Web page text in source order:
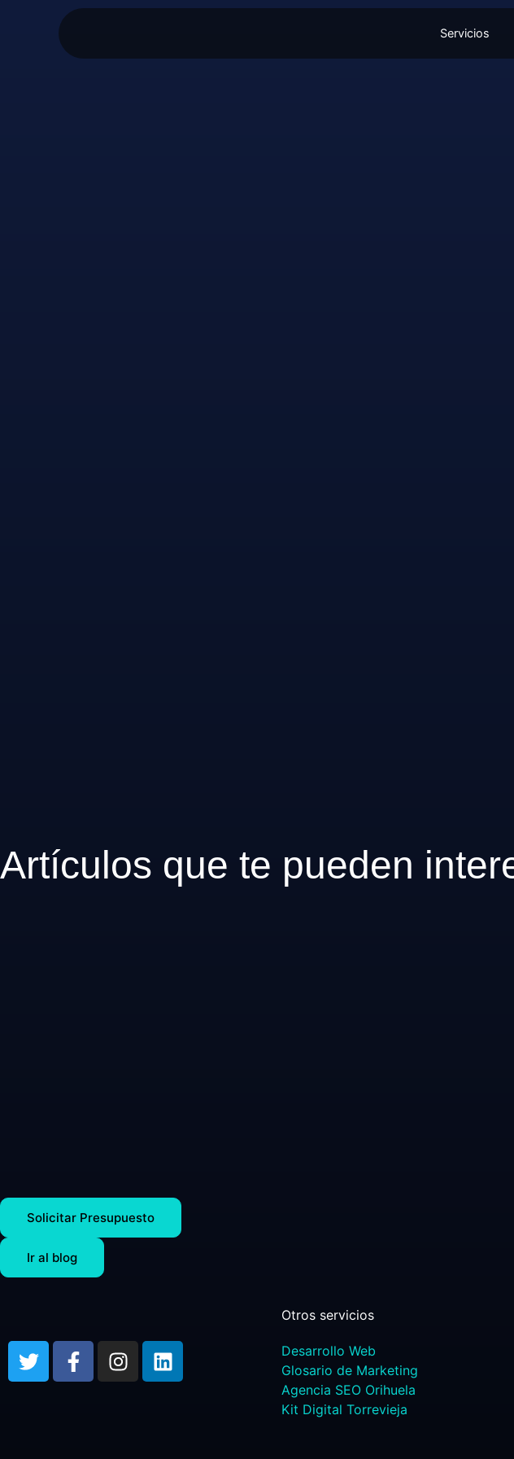
Servicios
Artículos que te pueden
Solicitar Presupuesto
Ir al blog
Otros servicios
Desarrollo Web
Glosario de Marketing
Agencia SEO Orihuela
Kit Digital Torrevieja